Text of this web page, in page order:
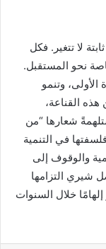
لا تتغير. فكل
نحو المستقبل.
الأولى، وتنمو
هذه القناعة،
شعارها “من
في التنمية
والوقوف إلى
شيري التزامها
خلال السنوات